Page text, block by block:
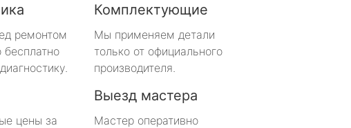
ремонтом
Комплектующие
Мы применяем детали
только от официального
производителя.
цены за
Выезд мастера
Мастер оперативно